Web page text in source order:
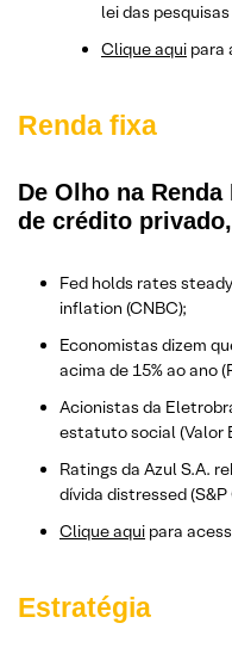
lei das
Clique aqui para
Renda fixa
De Olho na
de crédito
Fed holds rates
inflation (CNBC);
Economistas dizem
acima de 15% ao ano
Acionistas da
estatuto social (Valor
Ratings da Azul S.A.
dívida distressed (S&P
Clique aqui para
Estratégia